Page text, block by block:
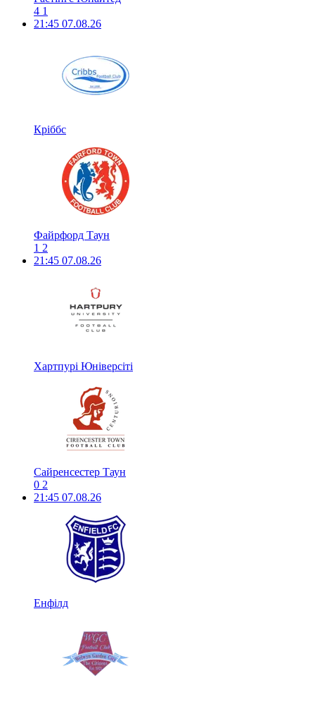
4 1
21:45 07.08.26
Кріббс
Файрфорд Таун
1 2
21:45 07.08.26
Хартпурі Юніверсіті
Сайренсестер Таун
0 2
21:45 07.08.26
Енфілд